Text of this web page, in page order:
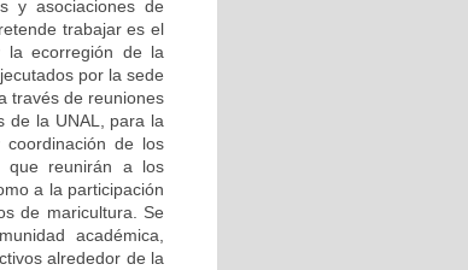
y asociaciones de
trabajar es el
la ecorregión de la
por la sede
través de reuniones
de la UNAL, para la
coordinación de los
que reunirán a los
a la participación
de maricultura. Se
académica,
alrededor de la